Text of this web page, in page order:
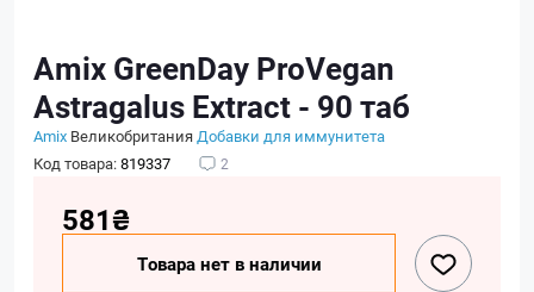
Amix GreenDay ProVegan
Astragalus Extract - 90 таб
Amix ВеликобританияДобавки для иммунитета
Код товара:819337 2
581₴
Товара нет в наличии